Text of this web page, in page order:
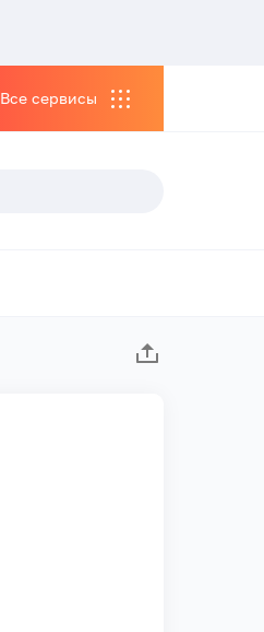
Все сервисы